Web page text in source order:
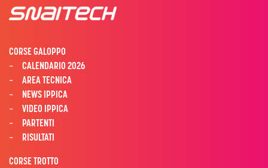
CORSE GALOPPO
CALENDARIO 2026
AREA TECNICA
NEWS IPPICA
VIDEO IPPICA
PARTENTI
RISULTATI
CORSE TROTTO